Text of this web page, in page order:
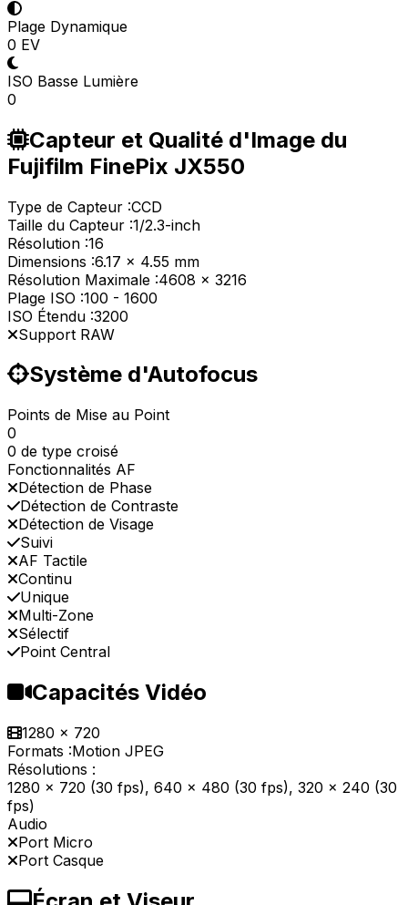
Plage Dynamique
0 EV
ISO Basse Lumière
0
Capteur et Qualité d'Image du
Fujifilm FinePix JX550
Type de Capteur :CCD
Taille du Capteur :1/2.3-inch
Résolution :16
Dimensions :6.17 x 4.55 mm
Résolution Maximale :4608 x 3216
Plage ISO :100 - 1600
ISO Étendu :3200
Support RAW
Système d'Autofocus
Points de Mise au Point
0
0 de type croisé
Fonctionnalités AF
Détection de Phase
Détection de Contraste
Détection de Visage
Suivi
AF Tactile
Continu
Unique
Multi-Zone
Sélectif
Point Central
Capacités Vidéo
1280 x 720
Formats :Motion JPEG
Résolutions :
1280 x 720 (30 fps), 640 x 480 (30 fps), 320 x 240 (30
fps)
Audio
Port Micro
Port Casque